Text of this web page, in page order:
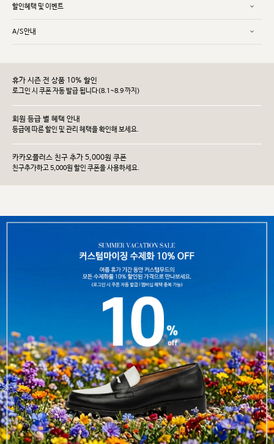
할인혜택 및 이벤트
A/S안내
휴가 시즌 전 상품 10% 할인
로그인 시 쿠폰 자동 발급 됩니다(8.1~8.9 까지)
회원 등급 별 혜택 안내
등급에 따른 할인 및 관리 헤택을 확인해 보세요.
카카오플러스 친구 추가 5,000원 쿠폰
친구추가하고 5,000원 할인 쿠폰을 사용하세요.